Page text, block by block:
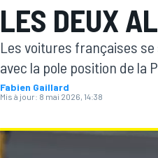
LES DEUX
Les voitures françaises
avec la pole position de la
Fabien Gaillard
Mis à jour: 8 mai 2026, 14:38